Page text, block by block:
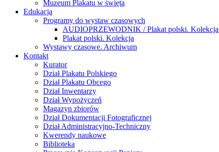
Muzeum Plakatu w święta
Edukacja
Programy do wystaw czasowych
AUDIOPRZEWODNIK / Plakat polski. Kolekcja
Plakat polski. Kolekcja
Wystawy czasowe. Archiwum
Kontakt
Kurator
Dział Plakatu Polskiego
Dział Plakatu Obcego
Dział Inwentarzy
Dział Wypożyczeń
Magazyn zbiorów
Dział Dokumentacji Fotograficznej
Dział Administracyjno-Techniczny
Kwerendy naukowe
Biblioteka